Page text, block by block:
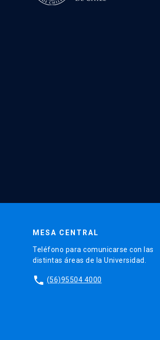
MESA CENTRAL
Teléfono para comunicarse con las
distintas áreas de la Universidad.
phone (56)95504 4000